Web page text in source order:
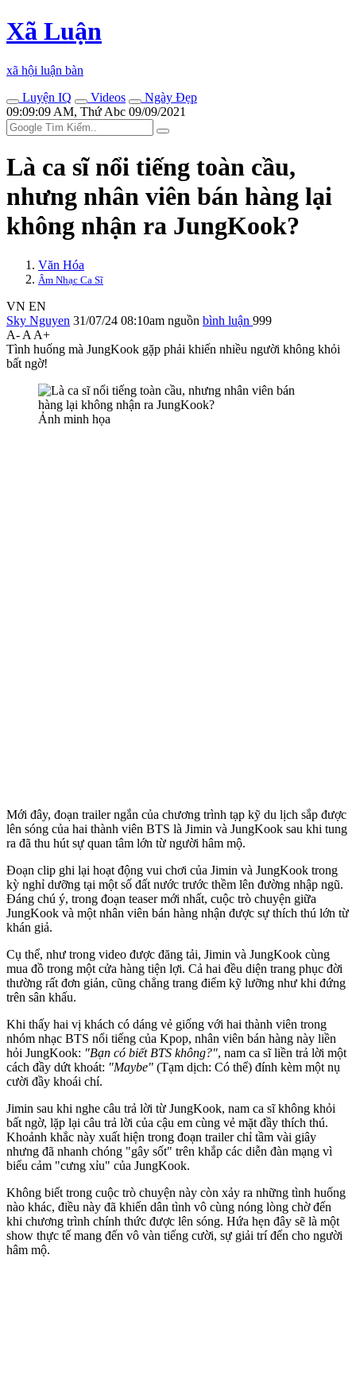
Xã Luận
xã hội luận bàn
Luyện IQ
Videos
Ngày Đẹp
09:09:09 AM, Thứ Abc 09/09/2021
Là ca sĩ nổi tiếng toàn cầu,
nhưng nhân viên bán hàng lại
không nhận ra JungKook?
Văn Hóa
Âm Nhạc Ca Sĩ
VN EN
Sky Nguyen 31/07/24 08:10am nguồn bình luận 999
A- A A+
Tình huống mà JungKook gặp phải khiến nhiều người không khỏi
bất ngờ!
Ảnh minh họa
Mới đây, đoạn trailer ngắn của chương trình tạp kỹ du lịch sắp được
lên sóng của hai thành viên BTS là Jimin và JungKook sau khi tung
ra đã thu hút sự quan tâm lớn từ người hâm mộ.
Đoạn clip ghi lại hoạt động vui chơi của Jimin và JungKook trong
kỳ nghỉ dưỡng tại một số đất nước trước thềm lên đường nhập ngũ.
Đáng chú ý, trong đoạn teaser mới nhất, cuộc trò chuyện giữa
JungKook và một nhân viên bán hàng nhận được sự thích thú lớn từ
khán giả.
Cụ thể, như trong video được đăng tải, Jimin và JungKook cùng
mua đồ trong một cửa hàng tiện lợi. Cả hai đều diện trang phục đời
thường rất đơn giản, cũng chẳng trang điểm kỹ lưỡng như khi đứng
trên sân khấu.
Khi thấy hai vị khách có dáng vẻ giống với hai thành viên trong
nhóm nhạc BTS nổi tiếng của Kpop, nhân viên bán hàng này liền
hỏi JungKook: "Bạn có biết BTS không?", nam ca sĩ liền trả lời một
cách đầy dứt khoát: "Maybe" (Tạm dịch: Có thể) đính kèm một nụ
cười đầy khoái chí.
Jimin sau khi nghe câu trả lời từ JungKook, nam ca sĩ không khỏi
bất ngờ, lặp lại câu trả lời của cậu em cùng vẻ mặt đầy thích thú.
Khoảnh khắc này xuất hiện trong đoạn trailer chỉ tầm vài giây
nhưng đã nhanh chóng "gây sốt" trên khắp các diễn đàn mạng vì
biểu cảm "cưng xỉu" của JungKook.
Không biết trong cuộc trò chuyện này còn xảy ra những tình huống
nào khác, điều này đã khiến dân tình vô cùng nóng lòng chờ đến
khi chương trình chính thức được lên sóng. Hứa hẹn đây sẽ là một
show thực tế mang đến vô vàn tiếng cười, sự giải trí đến cho người
hâm mộ.